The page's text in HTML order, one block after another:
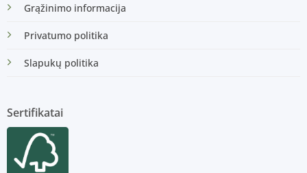
Grąžinimo informacija
Privatumo politika
Slapukų politika
Sertifikatai